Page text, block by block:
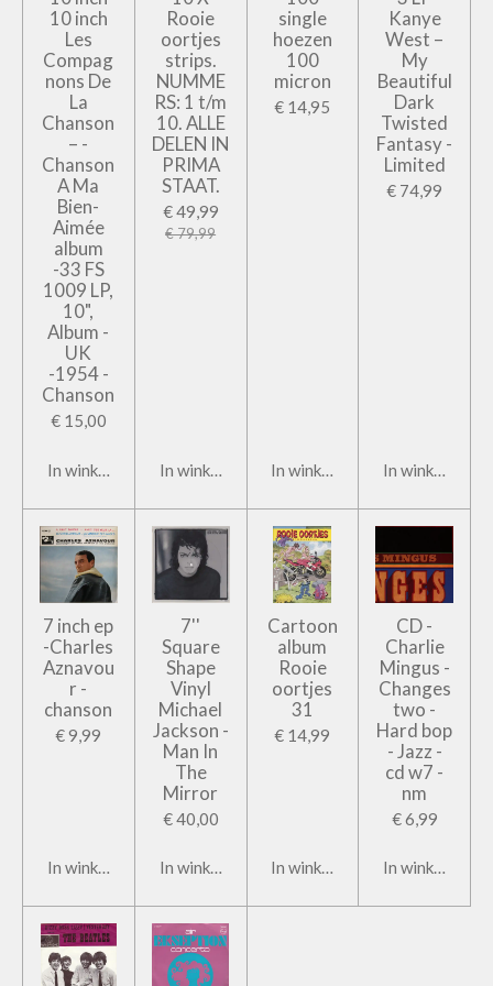
10 inch
Les
Compag
nons De
La
Chanson
– -
Chanson
A Ma
Bien-
Aimée
album
-33 FS
1009 LP,
10",
Album -
UK
-1954 -
Chanson
€ 15,00
In winkelwagen
Rooie
oortjes
strips.
NUMME
RS: 1 t/m
10. ALLE
DELEN IN
PRIMA
STAAT.
€ 49,99
€ 79,99
In winkelwagen
single
hoezen
100
micron
€ 14,95
In winkelwagen
Kanye
West –
My
Beautiful
Dark
Twisted
Fantasy -
Limited
€ 74,99
In
7 inch ep
-Charles
Aznavou
r -
chanson
€ 9,99
In winkelwagen
7''
Square
Shape
Vinyl
Michael
Jackson -
Man In
The
Mirror
€ 40,00
In winkelwagen
Cartoon
album
Rooie
oortjes
31
€ 14,99
In winkelwagen
CD -
Charlie
Mingus -
Changes
two -
Hard bop
- Jazz -
cd w7 -
nm
€ 6,99
In